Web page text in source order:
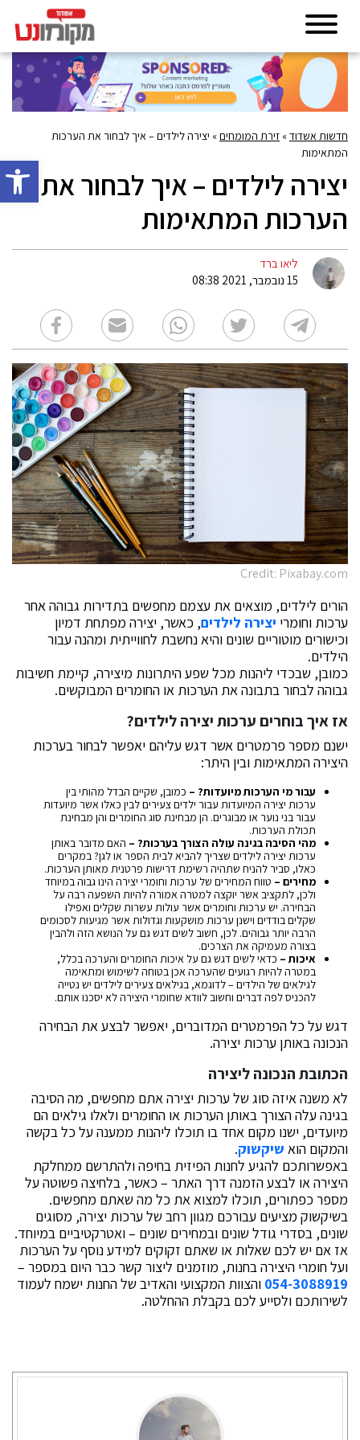
פתח
חדשות אשדוד» זירת המומחים» יצירה לילדים – איך לבחור את הערכות
המתאימות
יצירה לילדים – איך לבחור את
הערכות המתאימות
ליאו ברד
15 נובמבר, 2021 08:38
Credit: Pixabay.com
הורים לילדים, מוצאים את עצמם מחפשים בתדירות גבוהה אחר
ערכות וחומרי יצירה לילדים, כאשר, יצירה מפתחת דמיון
וכישורים מוטוריים שונים והיא נחשבת לחווייתית ומהנה עבור
הילדים.
כמובן, שבכדי ליהנות מכל שפע היתרונות מיצירה, קיימת חשיבות
גבוהה לבחור בתבונה את הערכות או החומרים המבוקשים.
אז איך בוחרים ערכות יצירה לילדים?
ישנם מספר פרמטרים אשר דגש עליהם יאפשר לבחור בערכות
היצירה המתאימות ובין היתר:
עבור מי הערכות מיועדות? –כמובן, שקיים הבדל מהותי בין
ערכות יצירה המיועדות עבור ילדים צעירים לבין כאלו אשר מיועדות
עבור בני נוער או מבוגרים. הן מבחינת סוג החומרים והן מבחינת
תכולת הערכות.
מהי הסיבה בגינה עולה הצורך בערכות? –האם מדובר באותן
ערכות יצירה לילדים שצריך להביא לבית הספר או לגן? במקרים
כאלו, סביר להניח שתהיה רשימת דרישות פרטנית מאותן הערכות.
מחירים –טווח המחירים של ערכות וחומרי יצירה הינו גבוה במיוחד
ולכן, לתקציב אשר יוקצה למטרה אמורה להיות השפעה רבה על
הבחירה. יש ערכות וחומרים אשר עולות עשרות שקלים ואפילו
שקלים בודדים וישנן ערכות מושקעות וגדולות אשר מגיעות לסכומים
הרבה יותר גבוהים. לכן, חשוב לשים דגש גם על הנושא הזה ולהבין
בצורה מעמיקה את הצרכים.
איכות –כדאי לשים דגש גם על איכות החומרים והערכה בכלל,
במטרה להיות רגועים שהערכה אכן בטוחה לשימוש ומתאימה
לגילאים של הילדים – לדוגמא, בגילאים צעירים לילדים יש נטייה
להכניס לפה דברים וחשוב לוודא שחומרי היצירה לא יסכנו אותם.
דגש על כל הפרמטרים המדוברים, יאפשר לבצע את הבחירה
הנכונה באותן ערכות יצירה.
הכתובת הנכונה ליצירה
לא משנה איזה סוג של ערכות יצירה אתם מחפשים, מה הסיבה
בגינה עלה הצורך באותן הערכות או החומרים ולאלו גילאים הם
מיועדים, ישנו מקום אחד בו תוכלו ליהנות ממענה על כל בקשה
והמקום הוא שיקשוק.
באפשרותכם להגיע לחנות הפיזית בחיפה ולהתרשם ממחלקת
היצירה או לבצע הזמנה דרך האתר – כאשר, בלחיצה פשוטה על
מספר כפתורים, תוכלו למצוא את כל מה שאתם מחפשים.
בשיקשוק מציעים עבורכם מגוון רחב של ערכות יצירה, מסוגים
שונים, בסדרי גודל שונים ובמחירים שונים – ואטרקטיביים במיוחד.
אז אם יש לכם שאלות או שאתם זקוקים למידע נוסף על הערכות
ועל חומרי היצירה בחנות, מוזמנים ליצור קשר כבר היום במספר –
054-3088919והצוות המקצועי והאדיב של החנות ישמח לעמוד
לשירותכם ולסייע לכם בקבלת ההחלטה.